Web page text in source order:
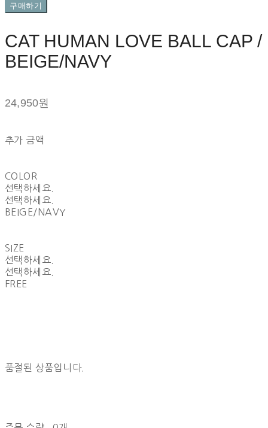
구매하기
CAT HUMAN LOVE BALL CAP /
BEIGE/NAVY
24,950원
추가 금액
COLOR
선택하세요.
선택하세요.
BEIGE/NAVY
SIZE
선택하세요.
선택하세요.
FREE
품절된 상품입니다.